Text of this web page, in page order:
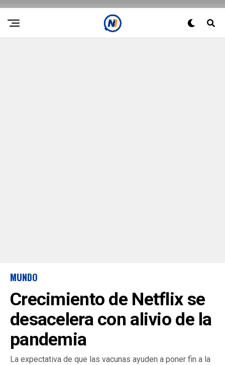
MUNDO
Crecimiento de Netflix se
desacelera con alivio de la
pandemia
La expectativa de que las vacunas ayuden a poner fin a la